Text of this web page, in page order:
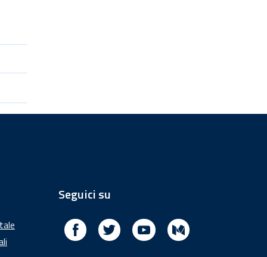
Seguici su
Facebook Twitter Youtube